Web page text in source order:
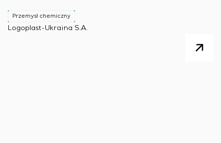
Przemysł chemiczny
Logoplast-Ukraina S.A.